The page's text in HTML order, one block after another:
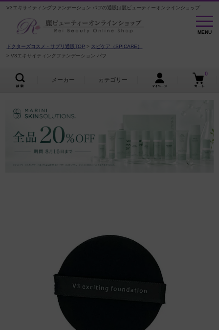
V3エキサイティングファンデーション パフの通販は麗ビューティーオンラインショップ
MENU
MENU
ドクターズコスメ・サプリ通販TOP
スピケア（SPICARE）
V3エキサイティングファンデーション パフ
メーカー カテゴリー
0